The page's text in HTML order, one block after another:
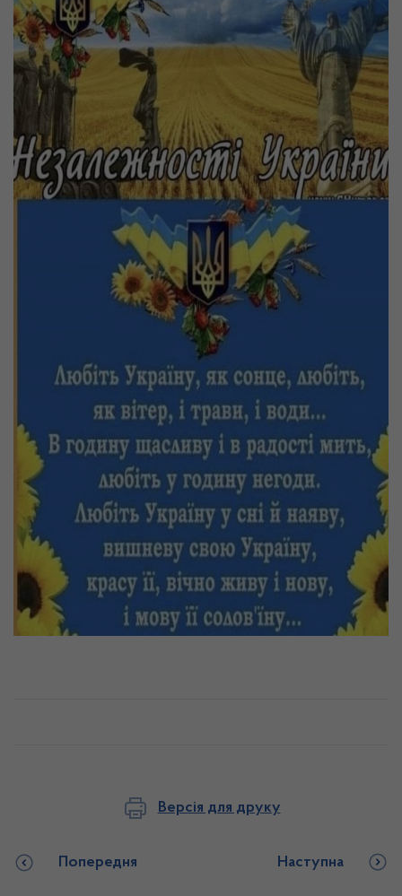
Версія для друку
Попередня Наступна